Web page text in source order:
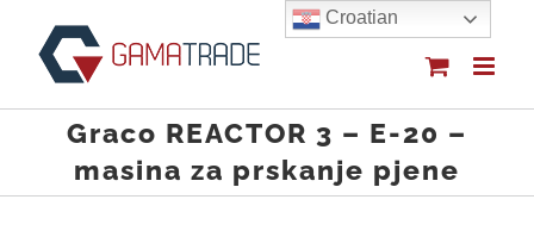
content
Graco REACTOR 3 – E-20 –
masina za prskanje pjene
Croatian